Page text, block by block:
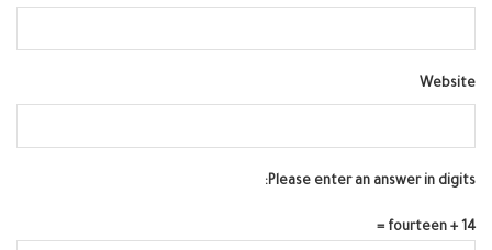
Website
Please enter an answer in digits:
14 + fourteen =